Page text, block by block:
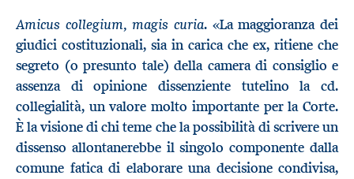
Amicus collegium, magis curia. «La maggioranza dei
giudici costituzionali, sia in carica che ex, ritiene che
segreto (o presunto tale) della camera di consiglio e
assenza di opinione dissenziente tutelino la cd.
collegialità, un valore molto importante per la Corte.
È la visione di chi teme che la possibilità di scrivere un
dissenso allontanerebbe il singolo componente dalla
comune fatica di elaborare una decisione condivisa,